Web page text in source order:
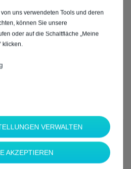
Sie?*
uns verwendeten Tools und deren
können Sie unsere
oder auf die Schaltfläche „Meine
klicken.
VERWALTEN
AKZEPTIEREN